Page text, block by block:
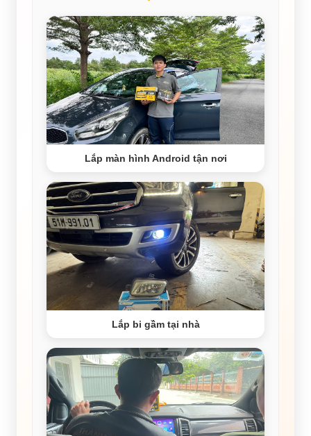
Lắp màn hình Android tận nơi
Lắp bi gầm tại nhà